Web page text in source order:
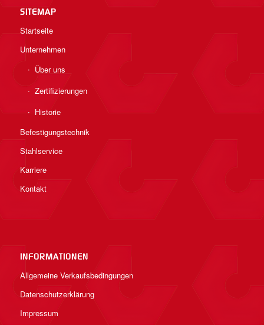
SITEMAP
Startseite
Unternehmen
Über uns
Zertifizierungen
Historie
Befestigungstechnik
Stahlservice
Karriere
Kontakt
INFORMATIONEN
Allgemeine Verkaufsbedingungen
Datenschutzerklärung
Impressum